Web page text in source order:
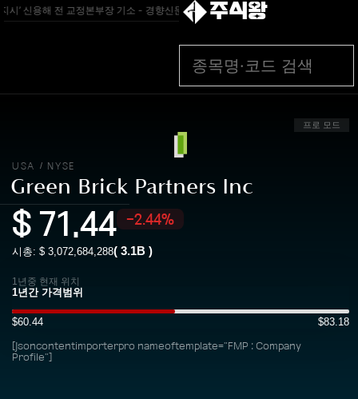
’ 신용해 전 교정본부장 기소 - 경향신문 [속보] 규제합리화 부위원장에 김태
주식왕
프로 모드
USA / NYSE
Green Brick Partners Inc
$ 71.44 -2.44%
시총: $ 3,072,684,288( 3.1B )
1년중 현재 위치
$60.44 $83.18
[jsoncontentimporterpro nameoftemplate="FMP : Company
Profile"]